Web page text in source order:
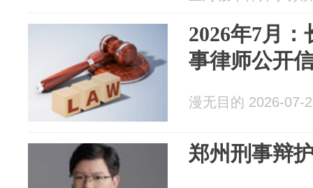
2026年7月
事律师公开
漫无目的 2026-07-
郑州刑事辩